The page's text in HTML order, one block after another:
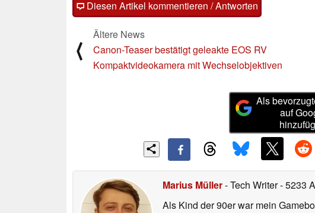
Diesen Artikel kommentieren / Antworten
⟨
Ältere News
Canon-Teaser bestätigt geleakte EOS RV
Kompaktvideokamera mit Wechselobjektiven
Als
auf
Marius Müller- Tech Writer- 5233
Als Kind der 90er war mein